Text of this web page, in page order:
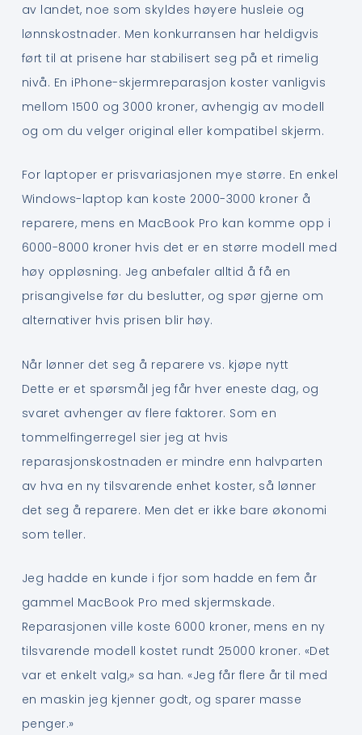
av landet, noe som skyldes høyere husleie og
lønnskostnader. Men konkurransen har heldigvis
ført til at prisene har stabilisert seg på et rimelig
nivå. En iPhone-skjermreparasjon koster vanligvis
mellom 1500 og 3000 kroner, avhengig av modell
og om du velger original eller kompatibel skjerm.
For laptoper er prisvariasjonen mye større. En enkel
Windows-laptop kan koste 2000-3000 kroner å
reparere, mens en MacBook Pro kan komme opp i
6000-8000 kroner hvis det er en større modell med
høy oppløsning. Jeg anbefaler alltid å få en
prisangivelse før du beslutter, og spør gjerne om
alternativer hvis prisen blir høy.
Når lønner det seg å reparere vs. kjøpe nytt
Dette er et spørsmål jeg får hver eneste dag, og
svaret avhenger av flere faktorer. Som en
tommelfingerregel sier jeg at hvis
reparasjonskostnaden er mindre enn halvparten
av hva en ny tilsvarende enhet koster, så lønner
det seg å reparere. Men det er ikke bare økonomi
som teller.
Jeg hadde en kunde i fjor som hadde en fem år
gammel MacBook Pro med skjermskade.
Reparasjonen ville koste 6000 kroner, mens en ny
tilsvarende modell kostet rundt 25000 kroner. «Det
var et enkelt valg,» sa han. «Jeg får flere år til med
en maskin jeg kjenner godt, og sparer masse
penger.»